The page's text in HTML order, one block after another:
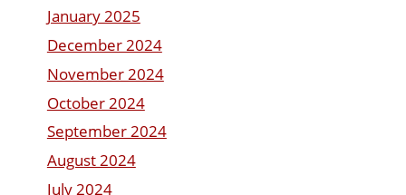
January 2025
December 2024
November 2024
October 2024
September 2024
August 2024
July 2024